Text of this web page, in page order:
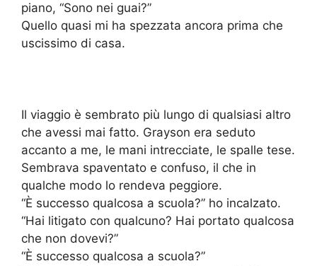
piano, “Sono nei guai?”
Quello quasi mi ha spezzata ancora prima che
uscissimo di casa.
Il viaggio è sembrato più lungo di qualsiasi altro
che avessi mai fatto. Grayson era seduto
accanto a me, le mani intrecciate, le spalle tese.
Sembrava spaventato e confuso, il che in
qualche modo lo rendeva peggiore.
“È successo qualcosa a scuola?” ho incalzato.
“Hai litigato con qualcuno? Hai portato qualcosa
che non dovevi?”
“È successo qualcosa a scuola?”